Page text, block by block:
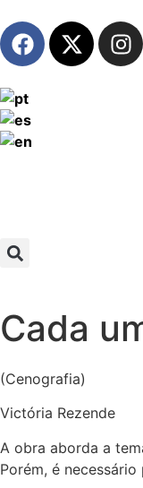
Cada
(Cenografia)
Victória Rezende
A obra aborda a
Porém, é